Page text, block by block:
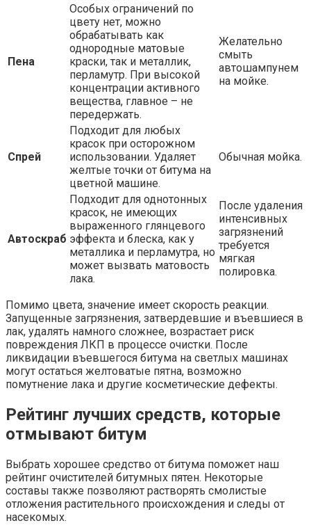
Пена
Особых ограничений по
цвету нет, можно
обрабатывать как
однородные матовые
краски, так и металлик,
перламутр. При высокой
концентрации активного
вещества, главное – не
передержать.
Желательно
смыть
автошампунем
на мойке.
Спрей
Подходит для любых
красок при осторожном
использовании. Удаляет
желтые точки от битума на
цветной машине.
Обычная мойка.
Автоскраб
Подходит для однотонных
красок, не имеющих
выраженного глянцевого
эффекта и блеска, как у
металлика и перламутра, но
может вызвать матовость
лака.
После удаления
интенсивных
загрязнений
требуется
мягкая
полировка.
Помимо цвета, значение имеет скорость реакции.
Запущенные загрязнения, затвердевшие и въевшиеся в
лак, удалять намного сложнее, возрастает риск
повреждения ЛКП в процессе очистки. После
ликвидации въевшегося битума на светлых машинах
могут остаться желтоватые пятна, возможно
помутнение лака и другие косметические дефекты.
Рейтинг лучших средств, которые
отмывают битум
Выбрать хорошее средство от битума поможет наш
рейтинг очистителей битумных пятен. Некоторые
составы также позволяют растворять смолистые
отложения растительного происхождения и следы от
насекомых.